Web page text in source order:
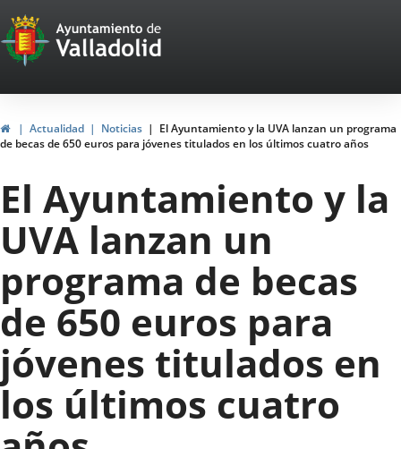
Portal
Web
del
Ayuntamiento
de
Valladolid
InicioActualidad Noticias
El Ayuntamiento y la UVA lanzan un programa
de becas de 650 euros para jóvenes titulados en los últimos cuatro años
El Ayuntamiento y la
UVA lanzan un
programa de becas
de 650 euros para
jóvenes titulados en
los últimos cuatro